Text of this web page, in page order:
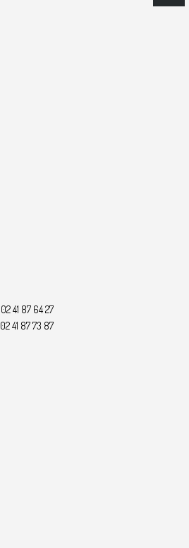
02 41 87 64 27
02 41 87 73 87